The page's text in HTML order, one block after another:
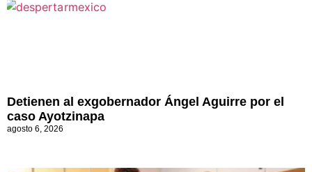
Detienen al exgobernador Ángel Aguirre por el
caso Ayotzinapa
agosto 6, 2026